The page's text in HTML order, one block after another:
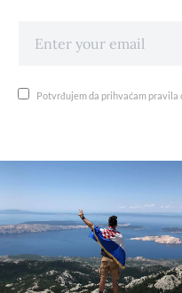
Potvrđujem da prihvaćam